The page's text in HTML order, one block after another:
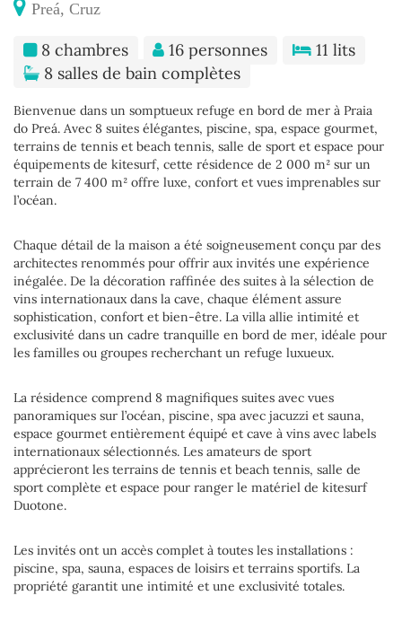
Preá, Cruz
8 chambres 16 personnes
11 lits
8 salles de bain complètes
Bienvenue dans un somptueux refuge en bord de mer à Praia
do Preá. Avec 8 suites élégantes, piscine, spa, espace gourmet,
terrains de tennis et beach tennis, salle de sport et espace pour
équipements de kitesurf, cette résidence de 2 000 m² sur un
terrain de 7 400 m² offre luxe, confort et vues imprenables sur
l’océan.
Chaque détail de la maison a été soigneusement conçu par des
architectes renommés pour offrir aux invités une expérience
inégalée. De la décoration raffinée des suites à la sélection de
vins internationaux dans la cave, chaque élément assure
sophistication, confort et bien-être. La villa allie intimité et
exclusivité dans un cadre tranquille en bord de mer, idéale pour
les familles ou groupes recherchant un refuge luxueux.
La résidence comprend 8 magnifiques suites avec vues
panoramiques sur l’océan, piscine, spa avec jacuzzi et sauna,
espace gourmet entièrement équipé et cave à vins avec labels
internationaux sélectionnés. Les amateurs de sport
apprécieront les terrains de tennis et beach tennis, salle de
sport complète et espace pour ranger le matériel de kitesurf
Duotone.
Les invités ont un accès complet à toutes les installations :
piscine, spa, sauna, espaces de loisirs et terrains sportifs. La
propriété garantit une intimité et une exclusivité totales.